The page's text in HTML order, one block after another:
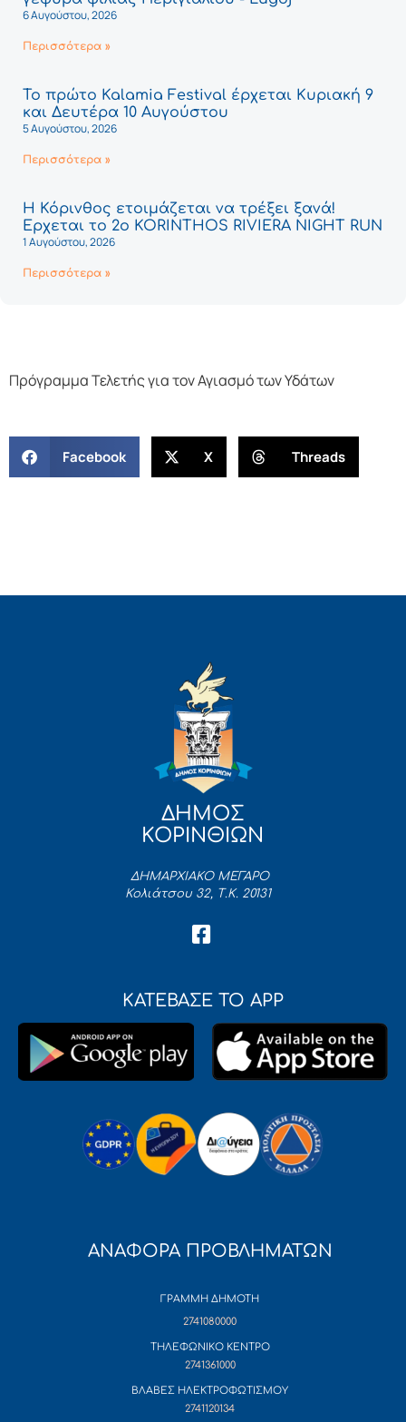
6 Αυγούστου, 2026
Περισσότερα »
Το πρώτο Kalamia Festival έρχεται Κυριακή 9
και Δευτέρα 10 Αυγούστου
5 Αυγούστου, 2026
Περισσότερα »
Η Κόρινθος ετοιμάζεται να τρέξει ξανά!
Έρχεται το 2ο KORINTHOS RIVIERA NIGHT RUN
1 Αυγούστου, 2026
Περισσότερα »
Πρόγραμμα Τελετής για τον Αγιασμό των Υδάτων
Facebook X Threads
ΔΗΜΟΣ
ΚΟΡΙΝΘΙΩΝ
ΔΗΜΑΡΧΙΑΚΟ ΜΕΓΑΡΟ
Κολιάτσου 32, Τ.Κ. 20131
ΚΑΤΕΒΑΣΕ ΤΟ APP
ΑΝΑΦΟΡΑ ΠΡΟΒΛΗΜΑΤΩΝ
ΓΡΑΜΜΗ ΔΗΜΟΤΗ
2741080000
ΤΗΛΕΦΩΝΙΚΟ ΚΕΝΤΡΟ
2741361000
ΒΛΑΒΕΣ ΗΛΕΚΤΡΟΦΩΤΙΣΜΟΥ
2741120134